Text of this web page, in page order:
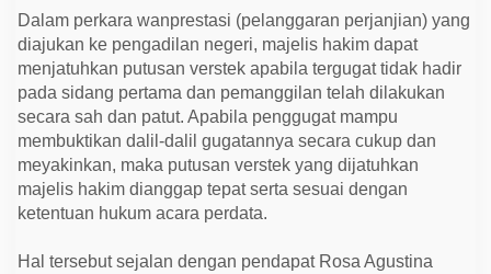
Dalam perkara wanprestasi (pelanggaran perjanjian) yang
diajukan ke pengadilan negeri, majelis hakim dapat
menjatuhkan putusan verstek apabila tergugat tidak hadir
pada sidang pertama dan pemanggilan telah dilakukan
secara sah dan patut. Apabila penggugat mampu
membuktikan dalil-dalil gugatannya secara cukup dan
meyakinkan, maka putusan verstek yang dijatuhkan
majelis hakim dianggap tepat serta sesuai dengan
ketentuan hukum acara perdata.
Hal tersebut sejalan dengan pendapat Rosa Agustina